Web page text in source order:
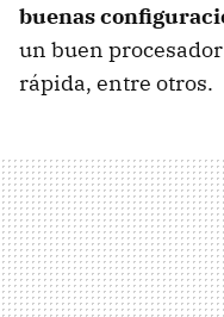
buenas
un buen
rápida, entre otros.